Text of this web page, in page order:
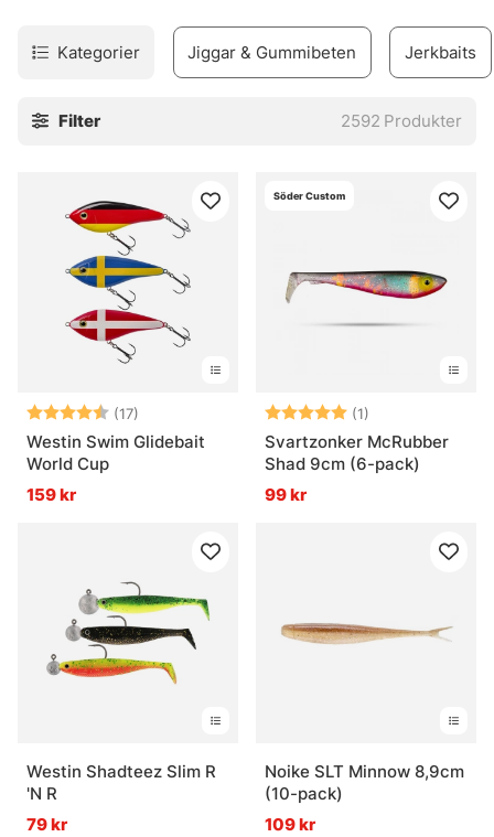
Kategorier Jiggar & Gummibeten Jerkbaits
Filter 2592 Produkter
Betyg: (17)
4.8 utav 5 stjärnor
Westin Swim Glidebait
World Cup
159 kr
Söder Custom
Betyg: (1)
Svartzonker McRubber
Shad 9cm (6-pack)
99 kr
Westin Shadteez Slim R
'N R
79 kr
Noike SLT Minnow 8,9cm
(10-pack)
109 kr